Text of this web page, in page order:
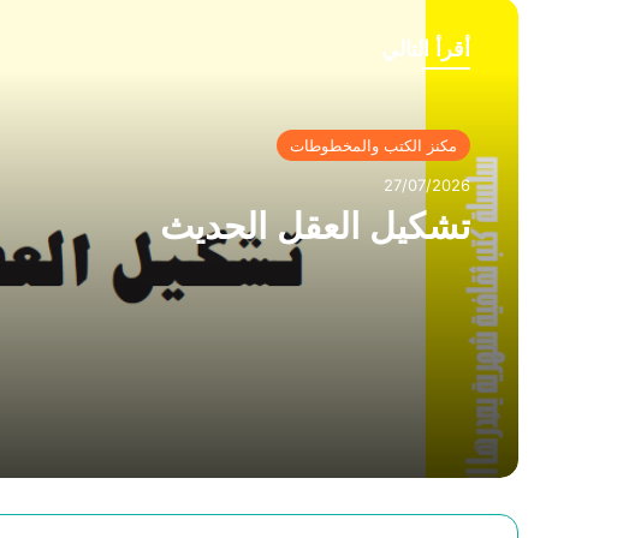
أقرأ التالي
مكنز الكتب والمخطوطات
27/07/2026
تشكيل العقل الحديث